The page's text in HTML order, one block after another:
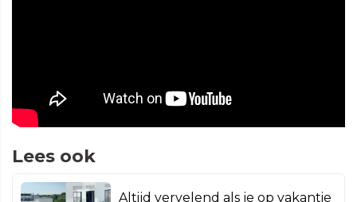
Lees ook
Altijd vervelend als je op vakantie